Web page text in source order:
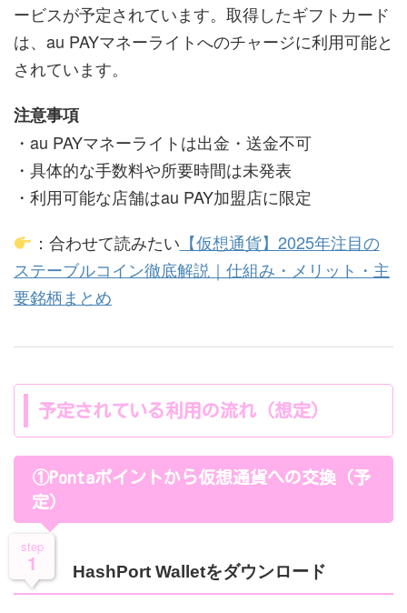
ービスが予定されています。取得したギフトカード
は、au PAYマネーライトへのチャージに利用可能と
されています。
注意事項
・au PAYマネーライトは出金・送金不可
・具体的な手数料や所要時間は未発表
・利用可能な店舗はau PAY加盟店に限定
：合わせて読みたい 【仮想通貨】2025年注目の
ステーブルコイン徹底解説｜仕組み・メリット・主
要銘柄まとめ
予定されている利用の流れ（想定）
①Pontaポイントから仮想通貨への交換（予
定）
step
1 HashPort Walletをダウンロード